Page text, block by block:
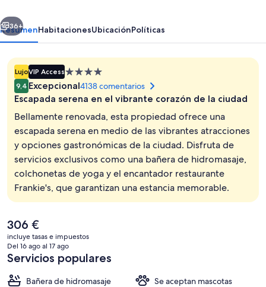
Elite
Suite, 2 habitaciones, no
Siguiente
36+
ResumenHabitacionesUbicaciónPolíticas
LujoVIP AccessAlojamiento
de
4.0 estrellas
9,4 Excepcional4138 comentarios
Escapada serena en el vibrante corazón de la ciudad
Bellamente renovada, esta propiedad ofrece una
escapada serena en medio de las vibrantes atracciones
y opciones gastronómicas de la ciudad. Disfruta de
servicios exclusivos como una bañera de hidromasaje,
colchonetas de yoga y el encantador restaurante
Frankie's, que garantizan una estancia memorable.
El
precio
actual
es
de
306 €
306 €
incluye tasas e impuestos
Del 16 ago al 17 ago
Servicios populares
Bañera de hidromasaje
Se aceptan mascotas